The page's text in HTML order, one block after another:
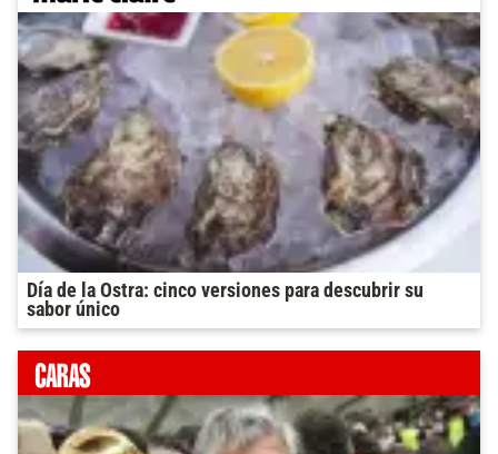
Día de la Ostra: cinco versiones para descubrir su
sabor único